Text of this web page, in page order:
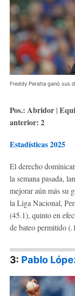
Freddy Peralta ganó sus
Pos.: Abridor |
anterior: 2
Estadísticas 2025
El derecho
la semana pasada,
mejorar aún más su
la Liga Nacional,
(45.1), quinto en
de bateo permitido
3: Pablo